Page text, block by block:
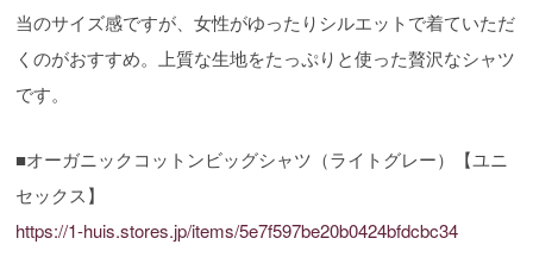
当のサイズ感ですが、女性がゆったりシルエットで着ていただ
くのがおすすめ。上質な生地をたっぷりと使った贅沢なシャツ
です。
■オーガニックコットンビッグシャツ（ライトグレー）【ユニ
セックス】
https://1-huis.stores.jp/items/5e7f597be20b0424bfdcbc34